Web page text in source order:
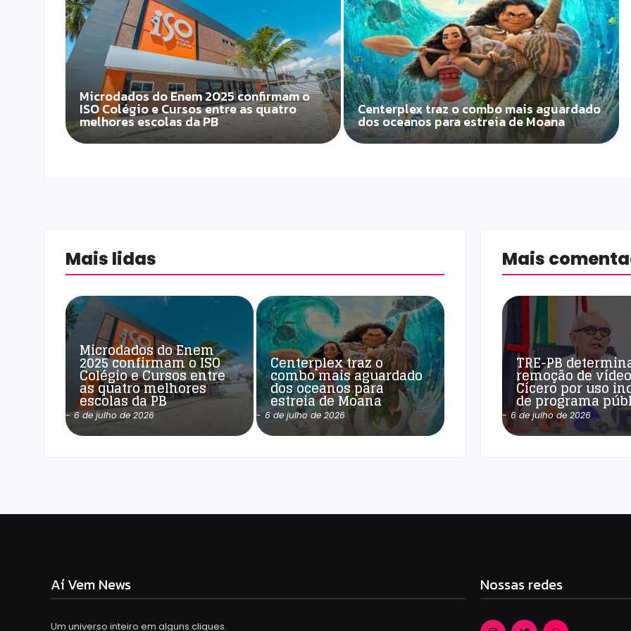
Microdados do Enem 2025 confirmam o
ISO Colégio e Cursos entre as quatro
melhores escolas da PB
Centerplex traz o combo mais aguardado
dos oceanos para estreia de Moana
Mais lidas
Microdados do Enem
2025 confirmam o ISO
Colégio e Cursos entre
as quatro melhores
escolas da PB
- 6 de julho de 2026
Centerplex traz o
combo mais aguardado
dos oceanos para
estreia de Moana
- 6 de julho de 2026
Mais
TRE-PB
remoção de
Cícero por uso
de programa
- 6 de julho de 2026
Aí Vem News
Um universo inteiro em alguns cliques.
Nossas redes